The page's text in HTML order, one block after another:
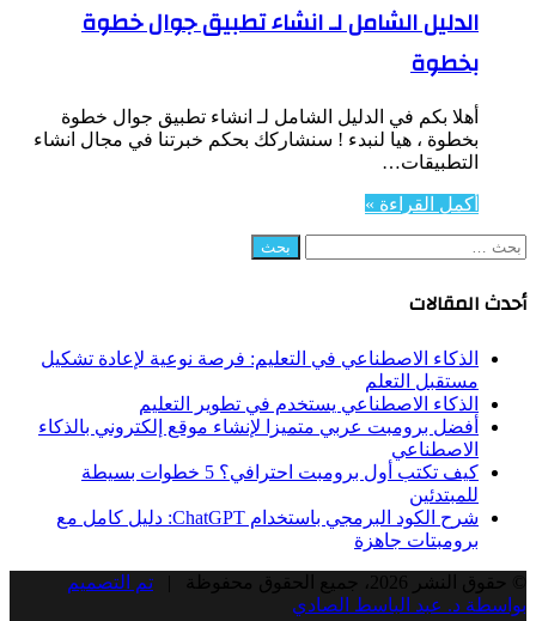
الدليل الشامل لـ انشاء تطبيق جوال خطوة
بخطوة
أهلا بكم في الدليل الشامل لـ انشاء تطبيق جوال خطوة
بخطوة ، هيا لنبدء ! سنشاركك بحكم خبرتنا في مجال انشاء
التطبيقات…
أكمل القراءة »
البحث
أحدث المقالات
الذكاء الاصطناعي في التعليم: فرصة نوعية لإعادة تشكيل
مستقبل التعلم
الذكاء الاصطناعي يستخدم في تطوير التعليم
أفضل برومبت عربي متميزا لإنشاء موقع إلكتروني بالذكاء
الاصطناعي
كيف تكتب أول برومبت احترافي؟ 5 خطوات بسيطة
للمبتدئين
شرح الكود البرمجي باستخدام ChatGPT: دليل كامل مع
برومبتات جاهزة
© حقوق النشر 2026، جميع الحقوق محفوظة |
تم التصميم
بواسطة د. عبد الباسط الصادي